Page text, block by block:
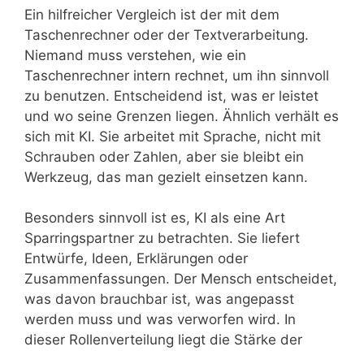
Ein hilfreicher Vergleich ist der mit dem
Taschenrechner oder der Textverarbeitung.
Niemand muss verstehen, wie ein
Taschenrechner intern rechnet, um ihn sinnvoll
zu benutzen. Entscheidend ist, was er leistet
und wo seine Grenzen liegen. Ähnlich verhält es
sich mit KI. Sie arbeitet mit Sprache, nicht mit
Schrauben oder Zahlen, aber sie bleibt ein
Werkzeug, das man gezielt einsetzen kann.
Besonders sinnvoll ist es, KI als eine Art
Sparringspartner zu betrachten. Sie liefert
Entwürfe, Ideen, Erklärungen oder
Zusammenfassungen. Der Mensch entscheidet,
was davon brauchbar ist, was angepasst
werden muss und was verworfen wird. In
dieser Rollenverteilung liegt die Stärke der